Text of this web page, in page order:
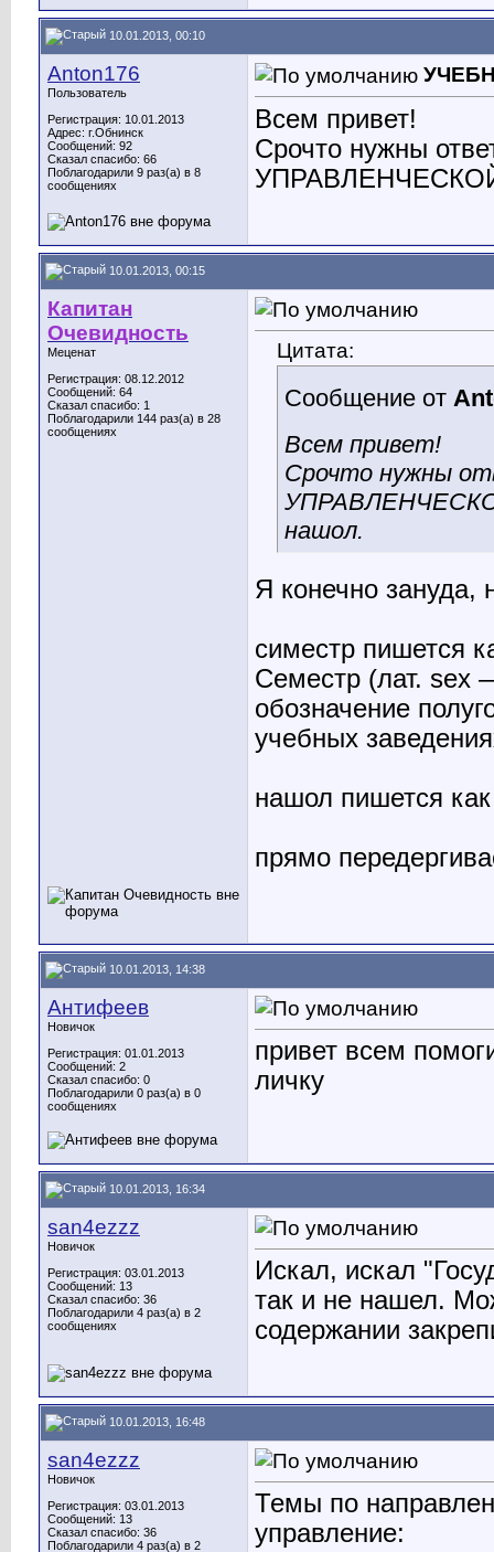
10.01.2013, 00:10
Anton176
Пользователь
Регистрация: 10.01.2013
Адрес: г.Обнинск
Сообщений: 92
Сказал спасибо: 66
Поблагодарили 9 раз(а) в 8
сообщениях
Всем привет!
Срочто нужны
УПРАВЛЕНЧЕСКОЙ
10.01.2013, 00:15
Капитан
Очевидность
Меценат
Регистрация: 08.12.2012
Сообщений: 64
Сказал спасибо: 1
Поблагодарили 144 раз(а) в 28
сообщениях
Цитата:
Сообщение от
Всем привет!
Срочто нужны
нашол.
Я конечно
симестр пишется
Семестр (лат.
обозначение
учебных
нашол пишется
прямо
10.01.2013, 14:38
Антифеев
Новичок
Регистрация: 01.01.2013
Сообщений: 2
Сказал спасибо: 0
Поблагодарили 0 раз(а) в 0
сообщениях
привет всем
личку
10.01.2013, 16:34
san4ezzz
Новичок
Регистрация: 03.01.2013
Сообщений: 13
Сказал спасибо: 36
Поблагодарили 4 раз(а) в 2
сообщениях
Искал, искал
так и не нашел.
содержании
10.01.2013, 16:48
san4ezzz
Новичок
Регистрация: 03.01.2013
Сообщений: 13
Сказал спасибо: 36
Поблагодарили 4 раз(а) в 2
Темы по
управление: